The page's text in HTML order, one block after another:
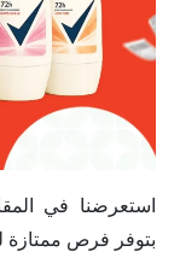
استعرضنا في
بتوفر فرص ممتازة